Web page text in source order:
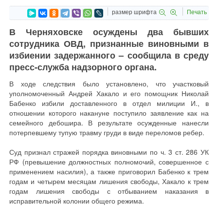
размер шрифта Печать
В Черняховске осуждены два бывших
сотрудника ОВД, признанные виновными в
избиении задержанного – сообщила в среду
пресс-служба надзорного органа.
В ходе следствия было установлено, что участковый
уполномоченный Андрей Хакало и его помощник Николай
Бабенко избили доставленного в отдел милиции И., в
отношении которого накануне поступило заявление как на
семейного дебошира. В результате осужденные нанесли
потерпевшему тупую травму груди в виде переломов ребер.
Суд признал стражей порядка виновными по ч. 3 ст. 286 УК
РФ (превышение должностных полномочий, совершенное с
применением насилия), а также приговорил Бабенко к трем
годам и четырем месяцам лишения свободы, Хакало к трем
годам лишения свободы с отбыванием наказания в
исправительной колонии общего режима.